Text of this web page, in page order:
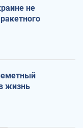
не
жизнь